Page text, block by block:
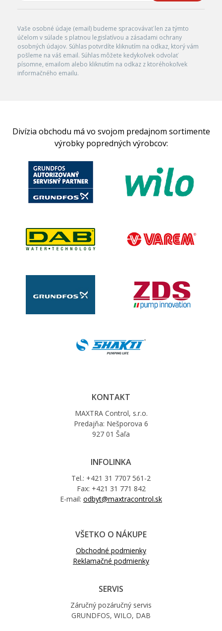
Vaše osobné údaje (email) budeme spracovávať len za týmto
účelom v súlade s platnou legislatívou a zásadami ochrany
osobných údajov. Súhlas potvrdíte kliknutím na odkaz, ktorý vám
pošleme na váš email. Súhlas môžete kedykoľvek odvolať
písomne, emailom alebo kliknutím na odkaz z ktoréhokoľvek
informačného emailu.
Divízia obchodu má vo svojom predajnom sortimente
výrobky popredných výrobcov:
KONTAKT
MAXTRA Control, s.r.o.
Predajňa: Nešporova 6
927 01 Šaľa
INFOLINKA
Tel.: +421 31 7707 561-2
Fax: +421 31 771 842
E-mail: odbyt@maxtracontrol.sk
VŠETKO O NÁKUPE
Obchodné podmienky
Reklamačné podmienky
SERVIS
Záručný pozáručný servis
GRUNDFOS, WILO, DAB